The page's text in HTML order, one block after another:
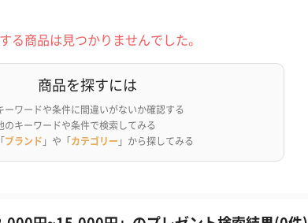
る商品は見つかりませんでした。
商品を探すには
ーワードや条件に間違いがないか確認する
のキーワードや条件で検索してみる
ブランド 」や「カテゴリー 」から探してみる